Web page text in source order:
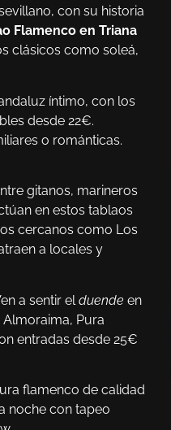
con su historia
Flamenco en Triana
clásicos como soleá,
íntimo, con los
desde 22€.
o románticas.
gitanos, marineros
en estos tablaos
cercanos como Los
a locales y
a sentir el duende en
Pura
entradas desde 25€
flamenco de calidad
noche con tapeo